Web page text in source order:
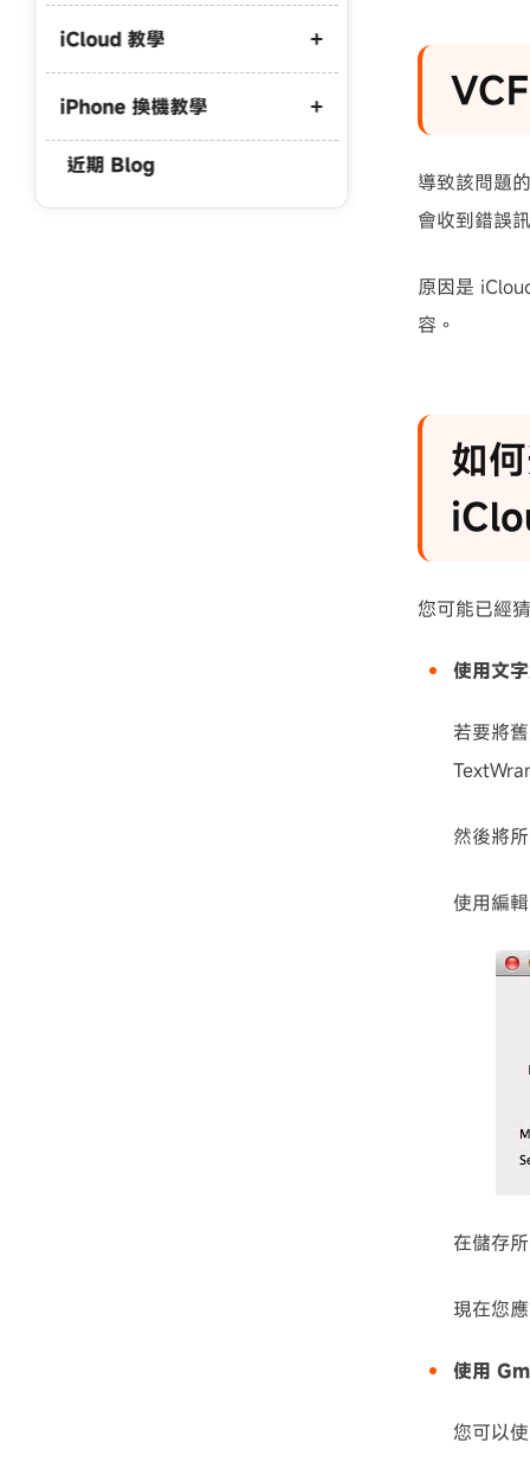
iPhone 照片備份到電腦
iPhone 照片 HEIC 轉 JPG
iPhone 影片 M4A 轉 MP3
iPhone 開發者模式不見了
iPhone 驗機
iCareFone 破解版
iCareFone 評測
iCloud 教學
iCloud 空間不足
iCloud 滿了怎麼刪
iPhone 換機教學
iPhone 資料轉移
舊 iPhone 轉新 iPhone
近期 Blog
導致該問題
會收到錯誤
原因是
容。
如
您可能已經
使用文
若要將
然後將
使用編
在儲存
現在您
使用
您可以